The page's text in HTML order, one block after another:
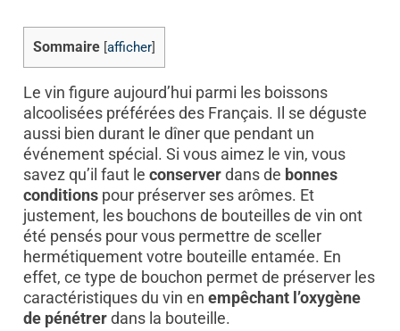
Sommaire afficher]
Le vin figure aujourd’hui parmi les boissons
alcoolisées préférées des Français. Il se déguste
aussi bien durant le dîner que pendant un
événement spécial. Si vous aimez le vin, vous
savez qu’il faut le conserverdans de bonnes
conditionspour préserver ses arômes. Et
justement, les bouchons de bouteilles de vin ont
été pensés pour vous permettre de sceller
hermétiquement votre bouteille entamée. En
effet, ce type de bouchon permet de préserver les
caractéristiques du vin en empêchant l’oxygène
de pénétrerdans la bouteille.